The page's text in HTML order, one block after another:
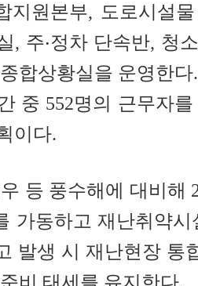
지원본부, 도로시설
, 주‧정차 단속반, 청
합상황실을 운영한다.
중 552명의 근무자
이다.
등 풍수해에 대비해
가동하고 재난취약
발생 시 재난현장 통
비 태세를 유지한다.